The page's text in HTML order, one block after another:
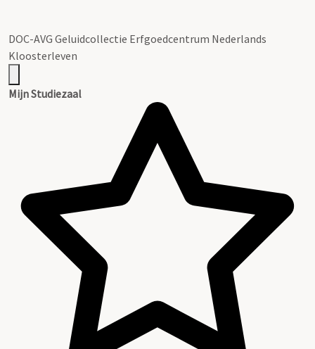
DOC-AVG Geluidcollectie Erfgoedcentrum Nederlands
Kloosterleven
Mijn Studiezaal